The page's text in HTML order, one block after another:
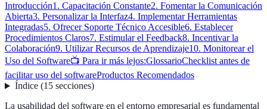
Introducción1. Capacitación Constante2. Fomentar la Comunicación
Abierta3. Personalizar la Interfaz4. Implementar Herramientas
Integradas5. Ofrecer Soporte Técnico Accesible6. Establecer
Procedimientos Claros7. Estimular el Feedback8. Incentivar la
Colaboración9. Utilizar Recursos de Aprendizaje10. Monitorear el
Uso del Software📺 Para ir más lejos:GlossarioChecklist antes de
facilitar uso del softwareProductos Recomendados
Índice(15 secciones)
La usabilidad del software en el entorno empresarial es fundamental